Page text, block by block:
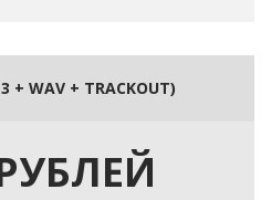
WAV + TRACKOUT)